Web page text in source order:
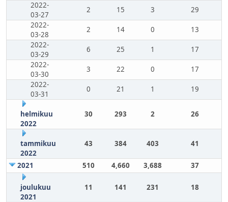
2022-
03-27
2 15 3
29
2022-
03-28
2 14 0
13
2022-
03-29
6 25 1
17
2022-
03-30
3 22 0
17
2022-
03-31
0 21 1 19
helmikuu
2022
30 293 2 26
tammikuu
2022
43 384 403 41
2021 510 4,660 3,688 37
joulukuu
2021
11 141 231 18